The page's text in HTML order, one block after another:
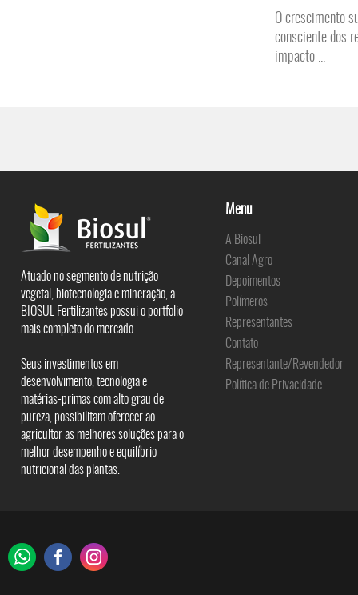
O crescimento
consciente dos
impacto ...
Atuado no segmento de nutrição
vegetal, biotecnologia e mineração, a
BIOSUL Fertilizantes possui o portfolio
mais completo do mercado.
Seus investimentos em
desenvolvimento, tecnologia e
matérias-primas com alto grau de
pureza, possibilitam oferecer ao
agricultor as melhores soluções para o
melhor desempenho e equilíbrio
nutricional das plantas.
Menu
A Biosul
Canal Agro
Depoimentos
Polímeros
Representantes
Contato
Representante/Revendedor
Política de Privacidade